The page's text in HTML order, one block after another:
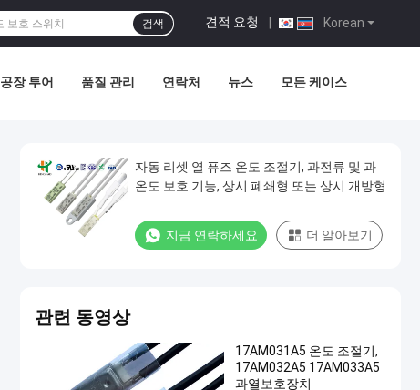
Korean
견적 요청
검색
공장 투어 품질 관리 연락처 뉴스 모든 케이스
자동 리셋 열 퓨즈 온도 조절기, 과전류 및 과
온도 보호 기능, 상시 폐쇄형 또는 상시 개방형
지금 연락하세요 더 알아보기
관련 동영상
17AM031A5 온도 조절기,
17AM032A5 17AM033A5
과열보호장치